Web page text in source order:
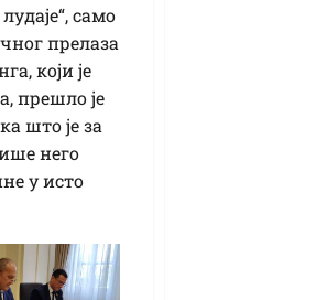
само
прелаза
који је
прешло је
што је за
него
у исто